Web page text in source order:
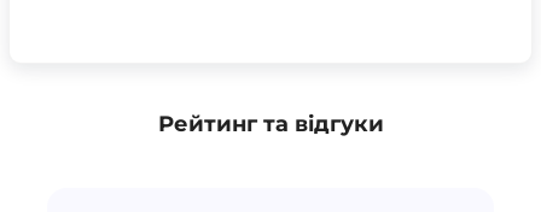
Рейтинг та відгуки